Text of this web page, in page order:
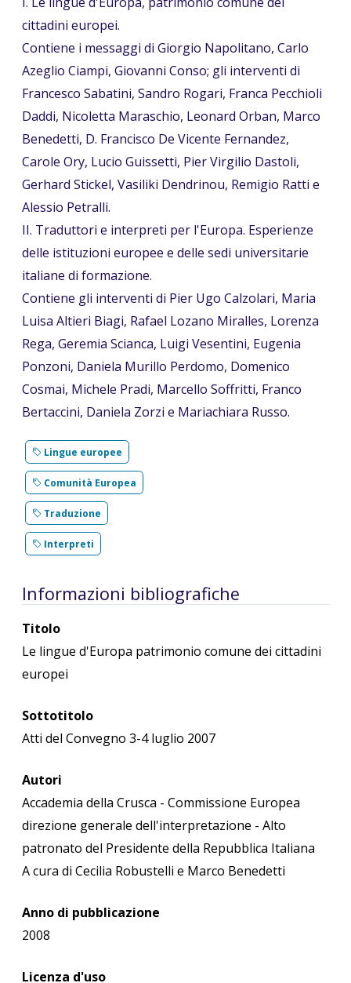
cittadini europei.
Contiene i messaggi di Giorgio Napolitano, Carlo
Azeglio Ciampi, Giovanni Conso; gli interventi di
Francesco Sabatini, Sandro Rogari, Franca Pecchioli
Daddi, Nicoletta Maraschio, Leonard Orban, Marco
Benedetti, D. Francisco De Vicente Fernandez,
Carole Ory, Lucio Guissetti, Pier Virgilio Dastoli,
Gerhard Stickel, Vasiliki Dendrinou, Remigio Ratti e
Alessio Petralli.
II. Traduttori e interpreti per l'Europa. Esperienze
delle istituzioni europee e delle sedi universitarie
italiane di formazione.
Contiene gli interventi di Pier Ugo Calzolari, Maria
Luisa Altieri Biagi, Rafael Lozano Miralles, Lorenza
Rega, Geremia Scianca, Luigi Vesentini, Eugenia
Ponzoni, Daniela Murillo Perdomo, Domenico
Cosmai, Michele Pradi, Marcello Soffritti, Franco
Bertaccini, Daniela Zorzi e Mariachiara Russo.
Lingue europee
Comunità Europea
Traduzione
Interpreti
Informazioni bibliografiche
Titolo
Le lingue d'Europa patrimonio comune dei cittadini
europei
Sottotitolo
Atti del Convegno 3-4 luglio 2007
Autori
Accademia della Crusca - Commissione Europea
direzione generale dell'interpretazione - Alto
patronato del Presidente della Repubblica Italiana
A cura di Cecilia Robustelli e Marco Benedetti
Anno di pubblicazione
2008
Licenza d'uso